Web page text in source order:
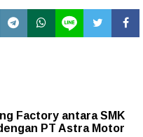
Factory antara SMK
PT Astra Motor